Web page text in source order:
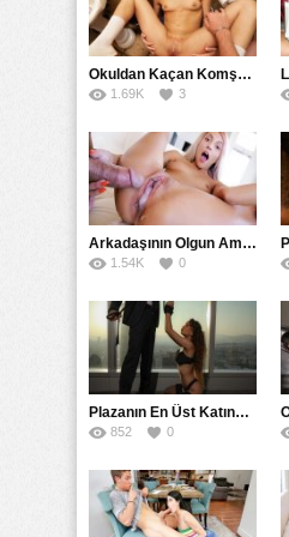
İş için babası bir kaç
kendisine yarak bulmakta
kocasını görüntülü
tatmin olmaya çalışıp sanal
çalışıyorlardı. Bu anları
annesini izlerken şoka uğrar
ölmek üzere olduğunu anlar
şey diyemez. Daha sonra
almaya giren üvey annesini
anda yüzünü dönen üvey
gelir ve onu hırpalayarak ” -
ama o kadar azgınım ki
keseceğim. ” dedikten
oğlanı kafasından tutup
kenarlarındaki dudak gibi
gelen vajinasının ıslaklığını
kurutana kadar siktirerek
boşaltmasını sağlayarak
Okuldan Kaçan Komşu Kızını Bakire Sanıp Götten Sikti
1.69K 3
Arkadaşının Olgun Amcasına Siktirip İçine Boşalmasını İstedi
1.54K 0
Plazanın En Üst Katında Üst Seviye Köle Fantezisi Sikişi
852 0